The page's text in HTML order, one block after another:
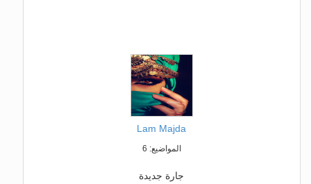
Lam Majda
المواضيع: 6
جارة جديدة